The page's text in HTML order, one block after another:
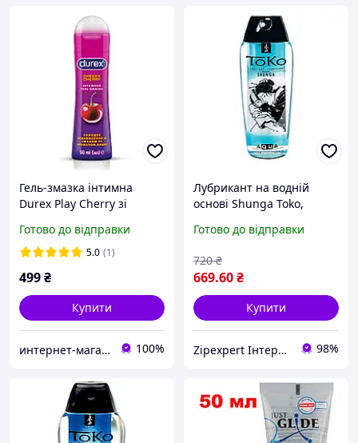
Гель-змазка інтимна
Durex Play Cherry зі
вишні (лубрикант), 50 мл
Готово до відправки
5.0 (1)
499₴
Купити
интернет-магазин "ВСЕ ЛУЧШЕЕ ЛЮДЯМ" 100%
Лубрикант на водній
основі Shunga Toko,
змазка для комфорту
Готово до відправки
669.60₴
720 ₴
Купити
Zipexpert Iнтернет-магазин запчастин до побутовой технiки та iтнимних товарiв для дорослих 98%